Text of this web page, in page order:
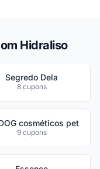
Hidraliso
Segredo Dela
8 cupons
cosméticos pet
9 cupons